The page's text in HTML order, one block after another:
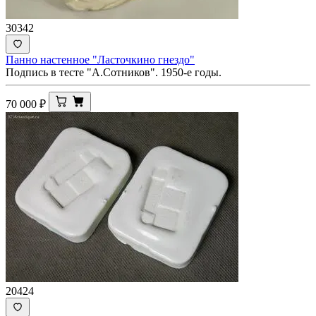
30342
Панно настенное "Ласточкино гнездо"
Подпись в тесте "А.Сотников". 1950-е годы.
70 000 ₽
20424